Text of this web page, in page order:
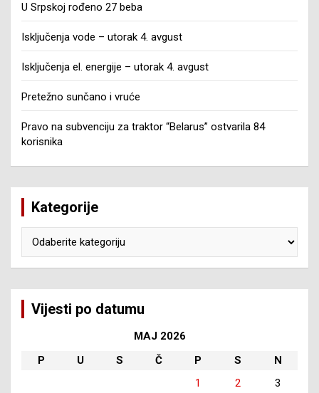
U Srpskoj rođeno 27 beba
Isključenja vode – utorak 4. avgust
Isključenja el. energije – utorak 4. avgust
Pretežno sunčano i vruće
Pravo na subvenciju za traktor “Belarus” ostvarila 84
korisnika
Kategorije
Vijesti po datumu
MAJ 2026
P
U S Č P S
N
1
2
3